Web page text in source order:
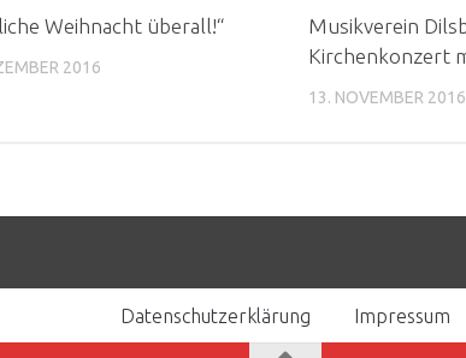
Weihnacht überall!“
2016
Musikverein
Kirchenkonzert
13. NOVEMBER 2016
Datenschutzerklärung Impressum